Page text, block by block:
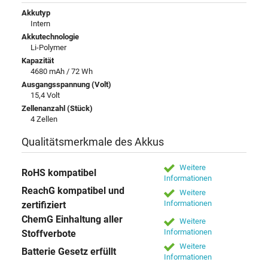
Akkutyp
Intern
Akkutechnologie
Li-Polymer
Kapazität
4680 mAh / 72 Wh
Ausgangsspannung (Volt)
15,4 Volt
Zellenanzahl (Stück)
4 Zellen
Qualitätsmerkmale des Akkus
RoHS kompatibel
Weitere
Informationen
ReachG kompatibel und
zertifiziert
Weitere
Informationen
ChemG Einhaltung aller
Stoffverbote
Weitere
Informationen
Batterie Gesetz erfüllt
Weitere
Informationen